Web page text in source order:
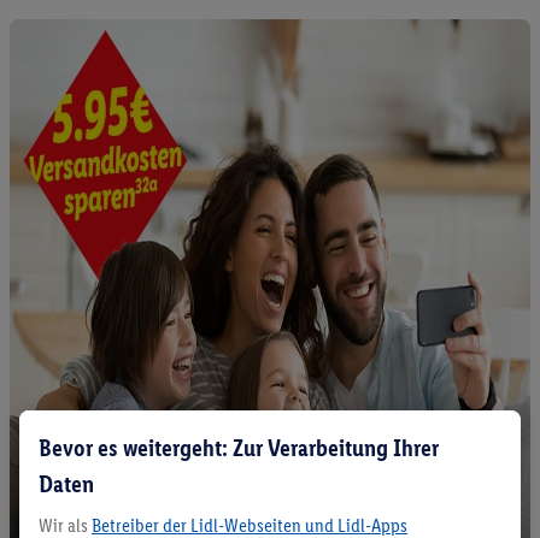
Bevor es weitergeht: Zur Verarbeitung Ihrer
Daten
Wir als Betreiber der Lidl-Webseiten und Lidl-Apps